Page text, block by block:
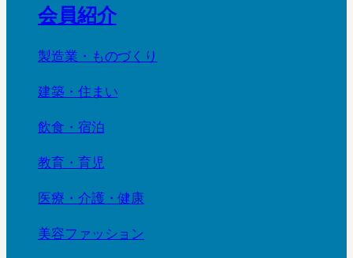
会員紹介
製造業・ものづくり
建築・住まい
飲食・宿泊
教育・育児
医療・介護・健康
美容ファッション